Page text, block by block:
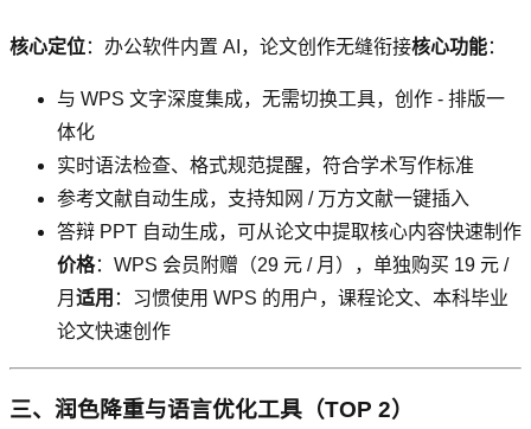
核心定位：办公软件内置 AI，论文创作无缝衔接核心功能：
与 WPS 文字深度集成，无需切换工具，创作 - 排版一
体化
实时语法检查、格式规范提醒，符合学术写作标准
参考文献自动生成，支持知网 / 万方文献一键插入
答辩 PPT 自动生成，可从论文中提取核心内容快速制作
价格：WPS 会员附赠（29 元 / 月），单独购买 19 元 /
月 适用 ：习惯使用 WPS 的用户，课程论文、本科毕业
论文快速创作
三、润色降重与语言优化工具（TOP 2）